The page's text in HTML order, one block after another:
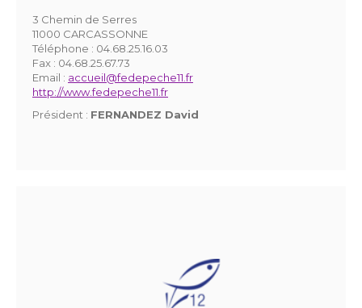
3 Chemin de Serres
11000 CARCASSONNE
Téléphone : 04.68.25.16.03
Fax : 04.68.25.67.73
Email : accueil@fedepeche11.fr
http://www.fedepeche11.fr
Président : FERNANDEZ David